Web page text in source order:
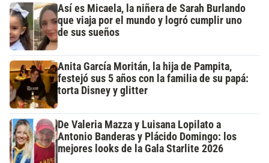
Así es Micaela, la niñera de Sarah Burlando
que viaja por el mundo y logró cumplir uno
de sus sueños
Anita García Moritán, la hija de Pampita,
festejó sus 5 años con la familia de su papá:
torta Disney y glitter
De Valeria Mazza y Luisana Lopilato a
Antonio Banderas y Plácido Domingo: los
mejores looks de la Gala Starlite 2026